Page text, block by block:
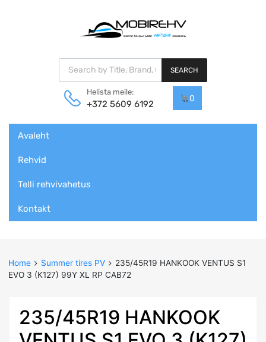
Products search
SEARCH
Helista meile:
+372 5609 6192
0
content
Avaleht
Rehvid
Telli rehvivahetus
Kontakt
Home Summer tires PV
235/45R19 HANKOOK VENTUS S1
EVO 3 (K127) 99Y XL RP CAB72
235/45R19 HANKOOK